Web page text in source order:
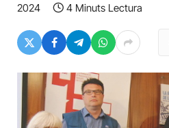
2024
4 Minuts Lectura